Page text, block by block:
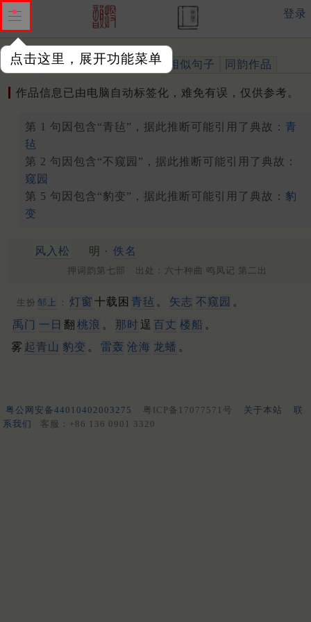
点击这里，展开功能菜单
登录
作品 标注四声 出处、引用 相似句子 同韵作品
作品信息已由电脑自动标签化，难免有误，仅供参考。
第 1 句因包含“青毡”，据此推断可能引用了典故： 青
毡
第 2 句因包含“不窥园”，据此推断可能引用了典故：
窥园
第 5 句因包含“豹变”，据此推断可能引用了典故： 豹
变
风入松 明 · 佚名
押词韵第七部 出处：六十种曲 鸣凤记 第二出
生扮 邹上 ： 灯窗 十载困 青毡 。 矢志 不窥园 。
禹门 一日 翻 桃浪 。 那时 逞 百丈 楼船 。
雾 起青山 豹变 。 雷轰 沧海 龙蟠 。
粤公网安备44010402003275 粤ICP备17077571号 关于本站
联
系我们
客服：+86 136 0901 3320